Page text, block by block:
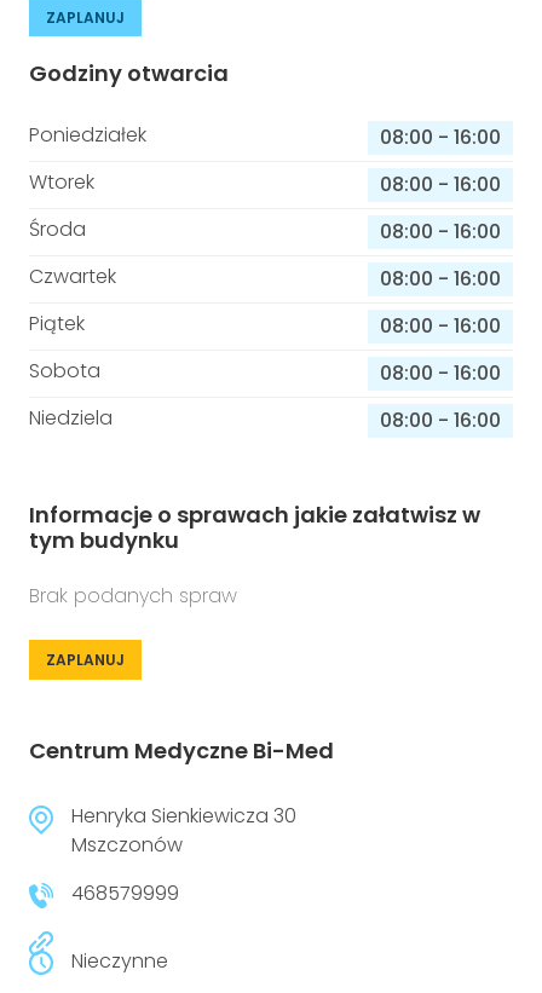
ZAPLANUJ
Godziny otwarcia
Poniedziałek 08:00 - 16:00
Wtorek
08:00 - 16:00
Środa
08:00 - 16:00
Czwartek
08:00 - 16:00
Piątek
08:00 - 16:00
Sobota
08:00 - 16:00
Niedziela
08:00 - 16:00
Informacje o sprawach jakie załatwisz w
tym budynku
Brak podanych spraw
ZAPLANUJ
Centrum Medyczne Bi-Med
Henryka Sienkiewicza 30
Mszczonów
468579999
Nieczynne